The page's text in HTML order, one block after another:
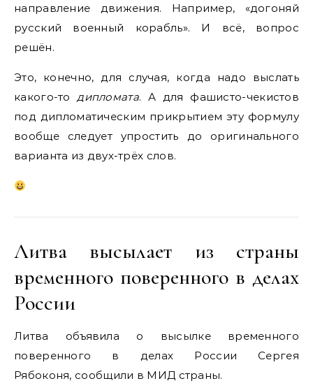
направление движения. Например, «догоняй
русский военный корабль». И всё, вопрос
решён.
Это, конечно, для случая, когда надо выслать
какого-тодипломата. А для фашисто-чекистов
под дипломатическим прикрытием эту формулу
вообще следует упростить до оригинального
варианта из двух-трёх слов.
Литва высылает из страны
временного поверенного в делах
России
Литва объявила о высылке временного
поверенного в делах России Сергея
Рябоконя, сообщили в МИД страны.